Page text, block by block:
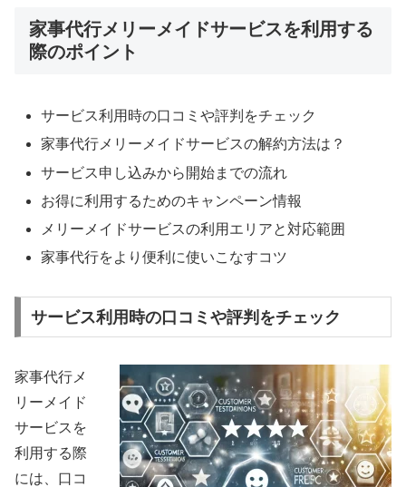
家事代行メリーメイドサービスを利用する
際のポイント
サービス利用時の口コミや評判をチェック
家事代行メリーメイドサービスの解約方法は？
サービス申し込みから開始までの流れ
お得に利用するためのキャンペーン情報
メリーメイドサービスの利用エリアと対応範囲
家事代行をより便利に使いこなすコツ
サービス利用時の口コミや評判をチェック
家事代行メ
リーメイド
サービスを
利用する際
には、口コ